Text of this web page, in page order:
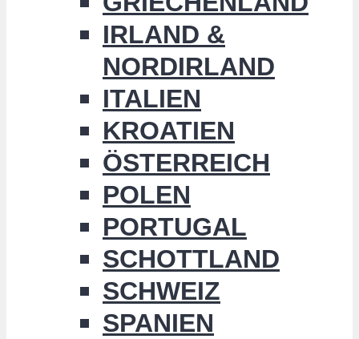
IRLAND &
NORDIRLAND
ITALIEN
KROATIEN
ÖSTERREICH
POLEN
PORTUGAL
SCHOTTLAND
SCHWEIZ
SPANIEN